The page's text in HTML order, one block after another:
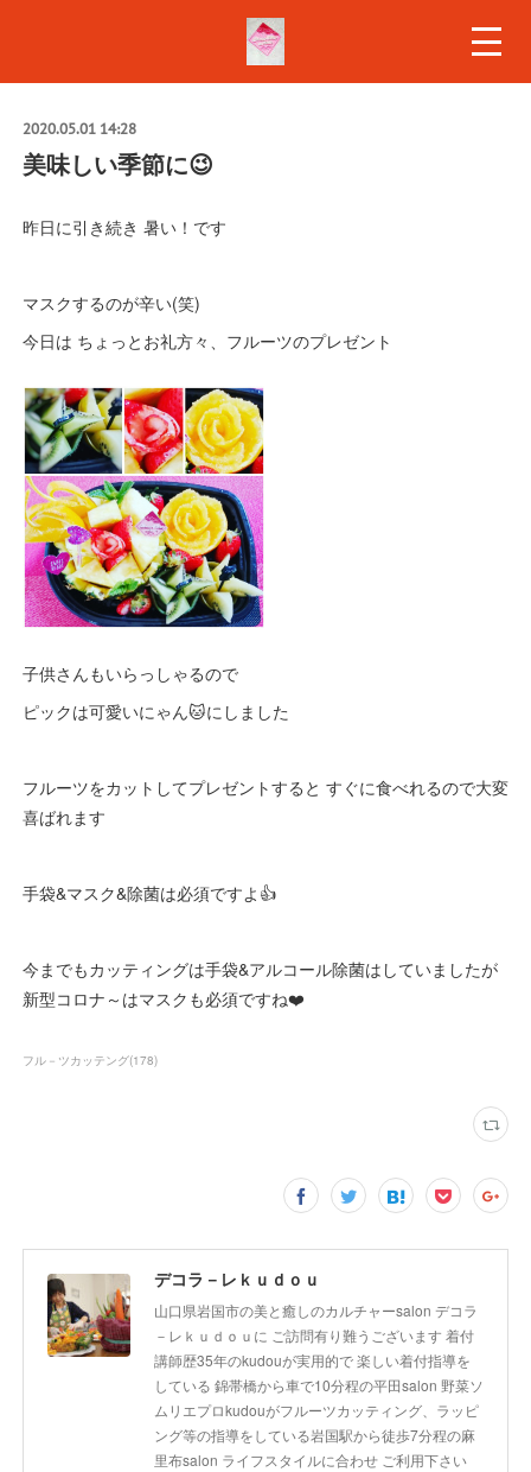
2020.05.01 14:28
美味しい季節に😉
昨日に引き続き 暑い！です
マスクするのが辛い(笑)
今日は ちょっとお礼方々、フルーツのプレゼント
子供さんもいらっしゃるので
ピックは可愛いにゃん🐱にしました
フルーツをカットしてプレゼントすると すぐに食べれるので大変
喜ばれます
手袋&マスク&除菌は必須ですよ👍
今までもカッティングは手袋&アルコール除菌はしていましたが
新型コロナ～はマスクも必須ですね❤️
フル－ツカッテング(178)
デコラ－レｋｕｄｏｕ
山口県岩国市の美と癒しのカルチャーsalon デコラ
－レｋｕｄｏｕに ご訪問有り難うございます 着付
講師歴35年のkudouが実用的で 楽しい着付指導を
している 錦帯橋から車で10分程の平田salon 野菜ソ
ムリエプロkudouがフルーツカッティング、ラッピ
ング等の指導をしている岩国駅から徒歩7分程の麻
里布salon ライフスタイルに合わせ ご利用下さい